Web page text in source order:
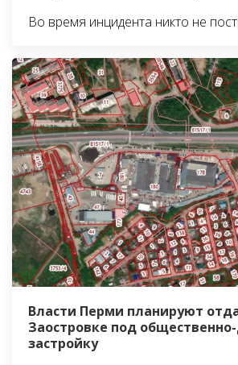
Во время инцидента никто не
Власти Перми планируют
Заостровке под
застройку